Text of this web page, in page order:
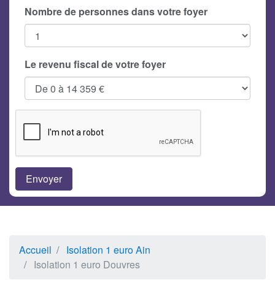
Nombre de personnes dans votre foyer
Le revenu fiscal de votre foyer
Accueil
Isolation 1 euro Ain
Isolation 1 euro Douvres